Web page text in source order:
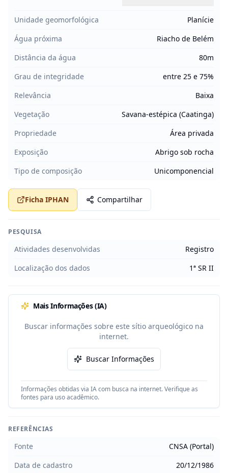
Unidade geomorfológica
Planície
Água próxima
Riacho de Belém
Distância da água
80m
Grau de integridade
entre 25 e 75%
Relevância
Baixa
Vegetação
Savana-estépica (Caatinga)
Propriedade
Área privada
Exposição
Abrigo sob rocha
Tipo de composição
Unicomponencial
Ficha IPHAN Compartilhar
PESQUISA
Atividades desenvolvidas
Registro
Localização dos dados
1ª SR II
Mais Informações (IA)
Buscar informações sobre este sítio arqueológico na
internet.
Buscar Informações
Informações obtidas via IA com busca na internet. Verifique as
fontes para uso acadêmico.
REFERÊNCIAS
Fonte
CNSA (Portal)
Data de cadastro
20/12/1986